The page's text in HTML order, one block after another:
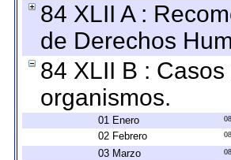
84 XLII A :
de Derechos
84 XLII B :
organismos.
01 Enero
02 Febrero
03 Marzo